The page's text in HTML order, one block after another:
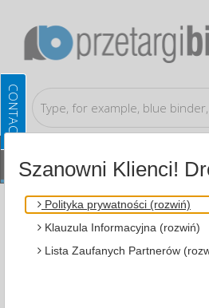
School supplies Boxes
Szanowni Klienci!
Polityka prywatności (rozwiń)
Klauzula Informacyjna (rozwiń)
Lista Zaufanych Partnerów